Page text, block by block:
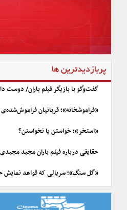
پربازدیدترین ها
گفت‌وگو با بازیگر فیلم باران/ دوست
«فراموشخانه»؛ قربانیان فراموش‌شده‌ی
«استخر»؛ خواستن یا نخواستن؟
حقایقی درباره فیلم باران مجید
«گل سنگ»؛ سریالی که قواعد نمایش